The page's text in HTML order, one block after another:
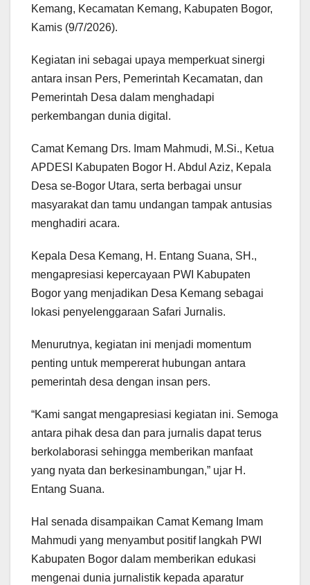
Kemang, Kecamatan Kemang, Kabupaten Bogor,
Kamis (9/7/2026).
Kegiatan ini sebagai upaya memperkuat sinergi
antara insan Pers, Pemerintah Kecamatan, dan
Pemerintah Desa dalam menghadapi
perkembangan dunia digital.
Camat Kemang Drs. Imam Mahmudi, M.Si., Ketua
APDESI Kabupaten Bogor H. Abdul Aziz, Kepala
Desa se-Bogor Utara, serta berbagai unsur
masyarakat dan tamu undangan tampak antusias
menghadiri acara.
Kepala Desa Kemang, H. Entang Suana, SH.,
mengapresiasi kepercayaan PWI Kabupaten
Bogor yang menjadikan Desa Kemang sebagai
lokasi penyelenggaraan Safari Jurnalis.
Menurutnya, kegiatan ini menjadi momentum
penting untuk mempererat hubungan antara
pemerintah desa dengan insan pers.
“Kami sangat mengapresiasi kegiatan ini. Semoga
antara pihak desa dan para jurnalis dapat terus
berkolaborasi sehingga memberikan manfaat
yang nyata dan berkesinambungan,” ujar H.
Entang Suana.
Hal senada disampaikan Camat Kemang Imam
Mahmudi yang menyambut positif langkah PWI
Kabupaten Bogor dalam memberikan edukasi
mengenai dunia jurnalistik kepada aparatur